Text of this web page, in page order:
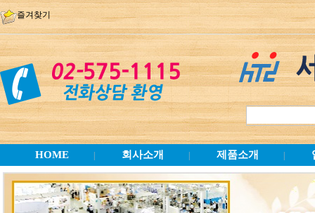
즐겨찾기
HOME 회사소개 제품소개